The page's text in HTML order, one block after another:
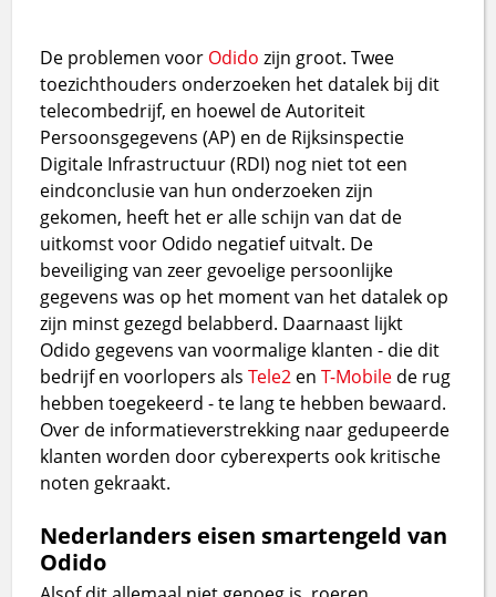
De problemen voor Odido zijn groot. Twee
toezichthouders onderzoeken het datalek bij dit
telecombedrijf, en hoewel de Autoriteit
Persoonsgegevens (AP) en de Rijksinspectie
Digitale Infrastructuur (RDI) nog niet tot een
eindconclusie van hun onderzoeken zijn
gekomen, heeft het er alle schijn van dat de
uitkomst voor Odido negatief uitvalt. De
beveiliging van zeer gevoelige persoonlijke
gegevens was op het moment van het datalek op
zijn minst gezegd belabberd. Daarnaast lijkt
Odido gegevens van voormalige klanten - die dit
bedrijf en voorlopers alsTele2 enT-Mobile de rug
hebben toegekeerd - te lang te hebben bewaard.
Over de informatieverstrekking naar gedupeerde
klanten worden door cyberexperts ook kritische
noten gekraakt.
Nederlanders eisen smartengeld van
Odido